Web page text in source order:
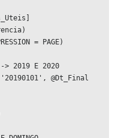
= PAGE)
-> 2019 E 2020
'20190101', @Dt_Final